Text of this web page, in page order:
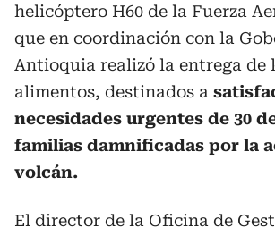
helicóptero H60 de la Fuerza
que en coordinación con la
Antioquia realizó la entrega de
alimentos, destinados a
necesidades urgentes de 30
familias damnificadas por la
volcán.
El director de la Oficina de